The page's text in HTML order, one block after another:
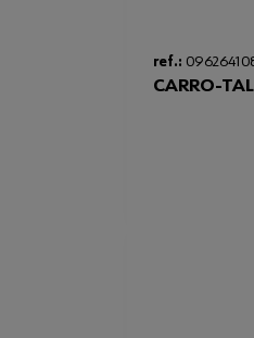
ref.:
CARRO-